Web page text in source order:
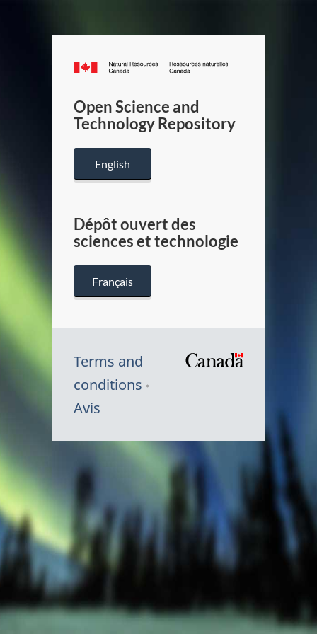
Canada.ca
/
Canada
Open Science and
Technology Repository
English
Dépôt ouvert des
sciences et technologie
Français
Terms and
conditions
Avis
Canada